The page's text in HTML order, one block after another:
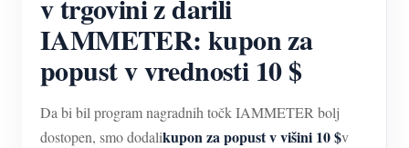
Novice
Blogi
v trgovini z darili
IAMMETER: kupon za
popust v vrednosti 10 $
Da bi bil program nagradnih točk IAMMETER bolj
dostopen, smo dodalikupon za popust v višini 10 $v